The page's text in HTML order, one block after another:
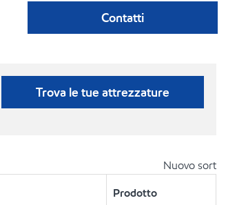
Contatti
Trova le tue attrezzature
Nuovo sort
Prodotto